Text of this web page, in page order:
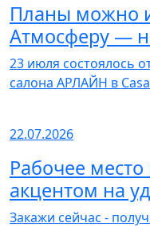
Планы можно
Атмосферу —
23 июля состоялось
салона АРЛАЙН в Casa
22.07.2026
Рабочее
акцентом на
Закажи сейчас -